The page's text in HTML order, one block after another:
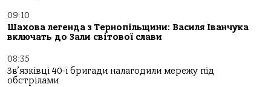
09:10
Шахова легенда з Тернопільщини: Василя Іванчука
включать до Зали світової слави
08:35
Зв’язківці 40-ї бригади налагодили мережу під
обстрілами